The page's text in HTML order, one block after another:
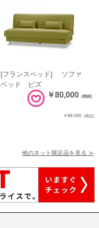
[フランスベッド] ソファ
ベッド ピズ
￥80,000 (税抜)
￥88,000 (税込)
他のネット限定品を見る ≫